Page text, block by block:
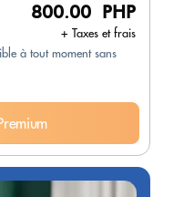
800.00 PHP
+ Taxes et frais
à tout moment sans